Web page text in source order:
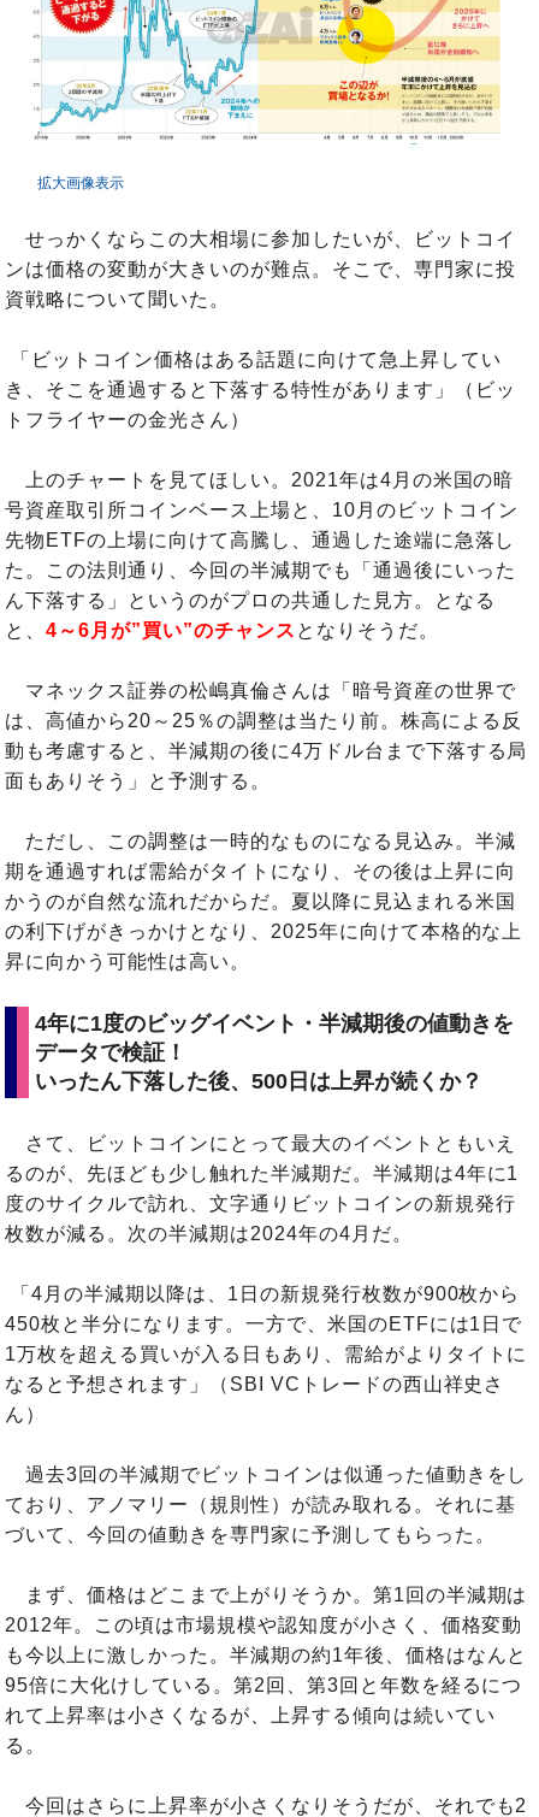
拡大画像表示
せっかくならこの大相場に参加したいが、ビットコイ
ンは価格の変動が大きいのが難点。そこで、専門家に投
資戦略について聞いた。
「ビットコイン価格はある話題に向けて急上昇してい
き、そこを通過すると下落する特性があります」（ビッ
トフライヤーの金光さん）
上のチャートを見てほしい。2021年は4月の米国の暗
号資産取引所コインベース上場と、10月のビットコイン
先物ETFの上場に向けて高騰し、通過した途端に急落し
た。この法則通り、今回の半減期でも「通過後にいった
ん下落する」というのがプロの共通した見方。となる
と、4～6月が”買い”のチャンス となりそうだ。
マネックス証券の松嶋真倫さんは「暗号資産の世界で
は、高値から20～25％の調整は当たり前。株高による反
動も考慮すると、半減期の後に4万ドル台まで下落する局
面もありそう」と予測する。
ただし、この調整は一時的なものになる見込み。半減
期を通過すれば需給がタイトになり、その後は上昇に向
かうのが自然な流れだからだ。夏以降に見込まれる米国
の利下げがきっかけとなり、2025年に向けて本格的な上
昇に向かう可能性は高い。
4年に1度のビッグイベント・半減期後の値動きを
データで検証！
いったん下落した後、500日は上昇が続くか？
さて、ビットコインにとって最大のイベントともいえ
るのが、先ほども少し触れた半減期だ。半減期は4年に1
度のサイクルで訪れ、文字通りビットコインの新規発行
枚数が減る。次の半減期は2024年の4月だ。
「4月の半減期以降は、1日の新規発行枚数が900枚から
450枚と半分になります。一方で、米国のETFには1日で
1万枚を超える買いが入る日もあり、需給がよりタイトに
なると予想されます」（SBI VCトレードの西山祥史さ
ん）
過去3回の半減期でビットコインは似通った値動きをし
ており、アノマリー（規則性）が読み取れる。それに基
づいて、今回の値動きを専門家に予測してもらった。
まず、価格はどこまで上がりそうか。第1回の半減期は
2012年。この頃は市場規模や認知度が小さく、価格変動
も今以上に激しかった。半減期の約1年後、価格はなんと
95倍に大化けしている。第2回、第3回と年数を経るにつ
れて上昇率は小さくなるが、上昇する傾向は続いてい
る。
今回はさらに上昇率が小さくなりそうだが、それでも2